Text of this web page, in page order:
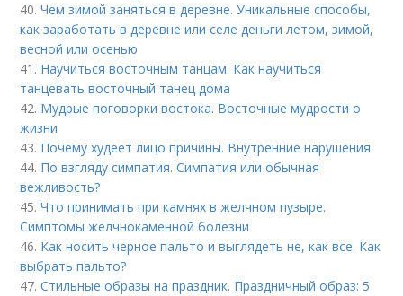
40.Чем зимой заняться в деревне. Уникальные способы,
как заработать в деревне или селе деньги летом, зимой,
весной или осенью
41. Научиться восточным танцам. Как научиться
танцевать восточный танец дома
42. Мудрые поговорки востока. Восточные мудрости о
жизни
43. Почему худеет лицо причины. Внутренние нарушения
44. По взгляду симпатия. Симпатия или обычная
вежливость?
45.Что принимать при камнях в желчном пузыре.
Симптомы желчнокаменной болезни
46. Как носить черное пальто и выглядеть не, как все. Как
выбрать пальто?
47.Стильные образы на праздник. Праздничный образ: 5